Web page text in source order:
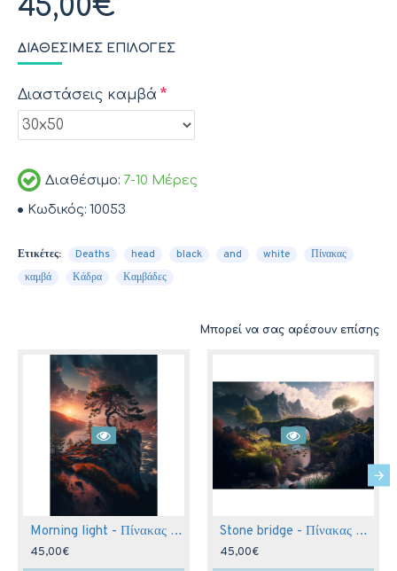
Διαθέσιμο: 7-10 Μέρες
Κωδικός: 10053
45,00€
ΔΙΑΘΈΣΙΜΕΣ ΕΠΙΛΟΓΈΣ
Διαστάσεις καμβά
Ετικέτες: Deaths head black and white
Πίνακας
καμβά
Κάδρα Καμβάδες
Μπορεί να σας αρέσουν επίσης
Morning light - Πίνακας σε καμβά
45,00€
Stone bridge - Πίνακας σε καμβά
45,00€